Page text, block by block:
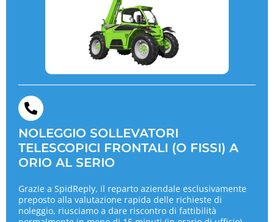
NOLEGGIO SOLLEVATORI
TELESCOPICI FRONTALI (O FISSI) A
ORIO AL SERIO
Grazie a SpidReply, il reparto aziendale esclusivamente
preposto alla valutazione rapida delle richieste di
noleggio, riusciamo a dare riscontro di fattibilità